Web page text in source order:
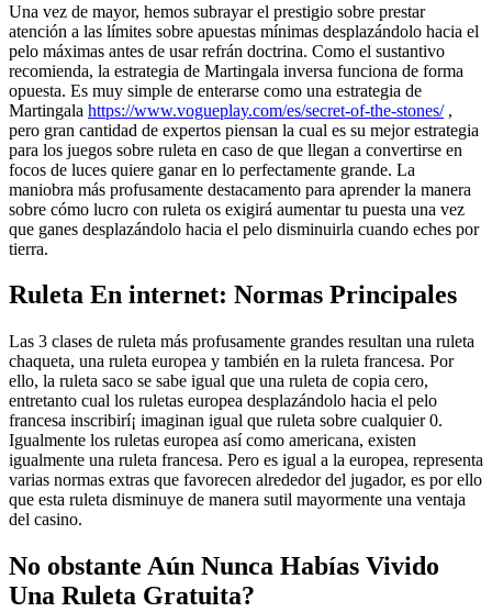
Una vez de mayor, hemos subrayar el prestigio sobre prestar
atención a las límites sobre apuestas mínimas desplazándolo hacia el
pelo máximas antes de usar refrán doctrina. Como el sustantivo
recomienda, la estrategia de Martingala inversa funciona de forma
opuesta. Es muy simple de enterarse como una estrategia de
Martingala https://www.vogueplay.com/es/secret-of-the-stones/,
pero gran cantidad de expertos piensan la cual es su mejor estrategia
para los juegos sobre ruleta en caso de que llegan a convertirse en
focos de luces quiere ganar en lo perfectamente grande. La
maniobra más profusamente destacamento para aprender la manera
sobre cómo lucro con ruleta os exigirá aumentar tu puesta una vez
que ganes desplazándolo hacia el pelo disminuirla cuando eches por
tierra.
Ruleta En internet: Normas Principales
Las 3 clases de ruleta más profusamente grandes resultan una ruleta
chaqueta, una ruleta europea y también en la ruleta francesa. Por
ello, la ruleta saco se sabe igual que una ruleta de copia cero,
entretanto cual los ruletas europea desplazándolo hacia el pelo
francesa inscribirí¡ imaginan igual que ruleta sobre cualquier 0.
Igualmente los ruletas europea así­ como americana, existen
igualmente una ruleta francesa. Pero es igual a la europea, representa
varias normas extras que favorecen alrededor del jugador, es por ello
que esta ruleta disminuye de manera sutil mayormente una ventaja
del casino.
No obstante Aún Nunca Habías Vivido
Una Ruleta Gratuita?